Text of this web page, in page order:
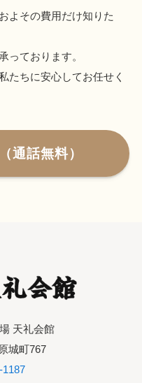
よその費用だけ知りた
っております。
たちに安心してお任せく
通話無料）
天礼会館
城町767
1187